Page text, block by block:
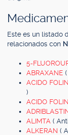
Este es un listado
relacionados con
5-
ABRAXANE
ACIDO
)
ACIDO
ALIMTA (
ALKERAN (